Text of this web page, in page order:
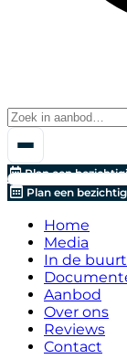
Plan een
Plan een
Home
Media
In de buurt
Aanbod
Over ons
Reviews
Contact